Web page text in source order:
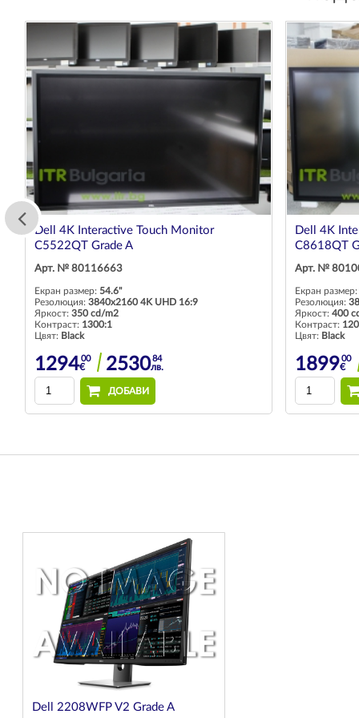
Dell 4K Interactive Touch Monitor
C5522QT Grade A
Арт. № 80116663
Екран размер: 54.6"
Резолюция: 3840x2160 4K UHD 16:9
Яркост: 350 cd/m2
Контраст: 1300:1
Цвят: Black
129400
€ 253084
лв.
ДОБАВИ
Dell 4K
C8618QT
Арт. №
Екран размер:
Резолюция:
Яркост: 400
Контраст:
Цвят: Black
189900
€
Dell 2208WFP V2 Grade A